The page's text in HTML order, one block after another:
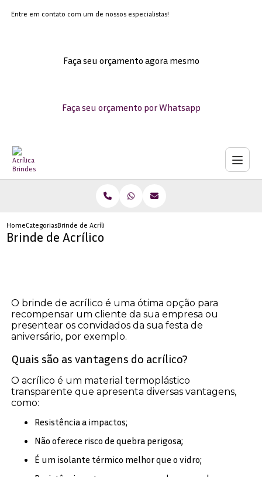
Entre em contato com um de nossos especialistas!
Faça seu orçamento agora mesmo
Faça seu orçamento por Whatsapp
HomeCategoriasBrinde de Acrílico
Brinde de Acrílico
O brinde de acrílico é uma ótima opção para
recompensar um cliente da sua empresa ou
presentear os convidados da sua festa de
aniversário, por exemplo.
Quais são as vantagens do acrílico?
O acrílico é um material termoplástico
transparente que apresenta diversas vantagens,
como:
Resistência a impactos;
Não oferece risco de quebra perigosa;
É um isolante térmico melhor que o vidro;